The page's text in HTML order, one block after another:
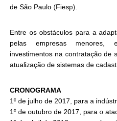
de São Paulo (Fiesp).
Entre os obstáculos para a
pelas empresas menores,
investimentos na contratação de
atualização de sistemas de
CRONOGRAMA
1º de julho de 2017, para a
1º de outubro de 2017, para o